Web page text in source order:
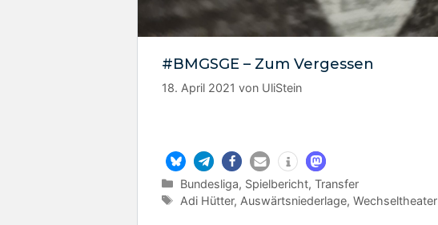
#BMGSGE – Zum Vergessen
18. April 2021 von UliStein
Kategorien
Bundesliga, Spielbericht,Transfer
Schlagwörter
Adi Hütter, Auswärtsniederlage,Wechseltheater